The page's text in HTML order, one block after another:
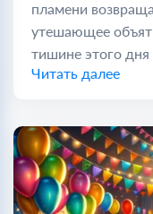
пламени
утешающее
тишине этого
Читать далее